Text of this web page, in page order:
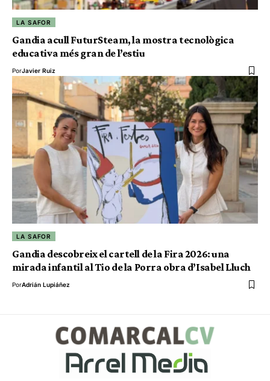
LA SAFOR
Gandia acull FuturSteam, la mostra tecnològica
educativa més gran de l’estiu
PorJavier Ruiz
LA SAFOR
Gandia descobreix el cartell de la Fira 2026: una
mirada infantil al Tio de la Porra obra d’Isabel Lluch
PorAdrián Lupiáñez